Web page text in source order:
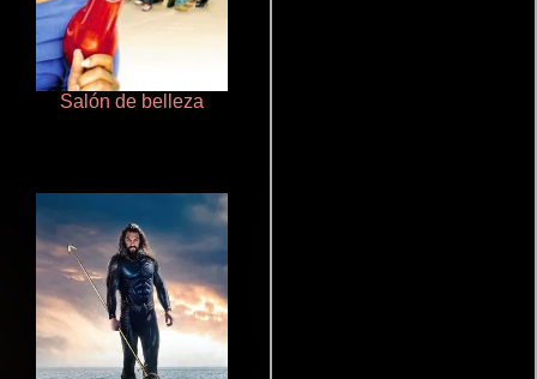
Salón de belleza